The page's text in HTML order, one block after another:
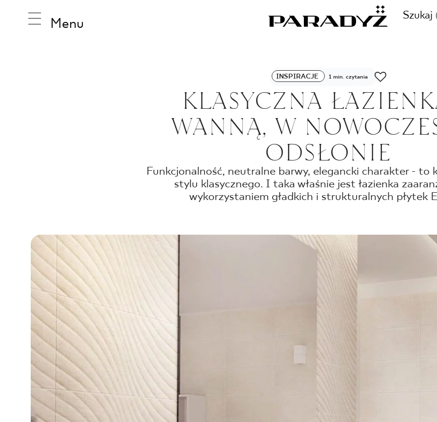
Menu
Szukaj
INSPIRACJE
PRODUKTY
KOLEKCJE
DLA BIZNESU
BLOG
MÓJ PROFIL
GDZIE KUPIĆ
O NAS
KARIERA
KONTAKT
PL EN DE UK
ZADZWOŃ DO NAS
+48
SKLEP INTERNETOWY
44 736
INSPIRACJE 1 min. czytania
KLASYCZNA
WANNĄ, W
ODSŁONIE
Funkcjonalność, neutralne barwy, elegancki charakter - to
stylu klasycznego. I taka właśnie jest łazienka
wykorzystaniem gładkich i strukturalnych płytek